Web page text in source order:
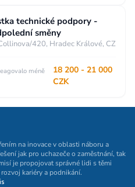
technické podpory -
směny
420, Hradec Králové, CZ
méně
18 200 - 21 000
CZK
na inovace v oblasti náboru a
jak pro uchazeče o zaměstnání, tak
je propojovat správné lidi s těmi
kariéry a podnikání.